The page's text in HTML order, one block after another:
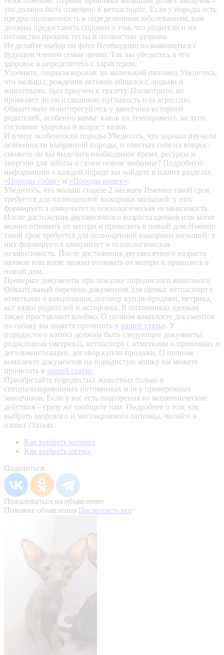
это должно быть отмечено в ветпаспорте. Если у породы есть
предрасположенность к определенным заболеваниям, вам
должны предоставить справки о том, что родители и их
потомство прошли тесты и полностью здоровы.
Не делайте выбор по фото Необходимо познакомиться с
будущим членом семьи лично. Так вы убедитесь в его
здоровье и определитесь с характером.
Уточните, социализирован ли маленький питомец Убедитесь,
что малыш с рождения активно общался с людьми и
животными, был приучен к туалету. Посмотрите, не
проявляет ли он излишнюю пугливость или агрессию.
Обязательно поинтересуйтесь у заводчика историей
родителей, особенно мамы: каков их темперамент, заслуги,
состояние здоровья и возраст вязки.
Изучите особенности породы Убедитесь, что хорошо изучили
особенности выбранной породы, и ответьте себе на вопрос:
сможете ли вы выделить необходимое время, ресурсы и
энергию для заботы о своем новом любимце? Подробную
информацию о каждой породе вы найдете в наших разделах
«Породы собак» и «Породы кошек».
Убедитесь, что малыш старше 2 месяцев Именно такой срок
требуется для полноценной выкормки малышей: у них
формируется иммунитет и психологическая независимость.
После достижения двухмесячного возраста щенков или котят
можно отнимать от матери и привозить в новый дом.Именно
такой срок требуется для полноценной выкормки малышей: у
них формируется иммунитет и психологическая
независимость. После достижения двухмесячного возраста
щенков или котят можно отнимать от матери и привозить в
новый дом.
Проверьте документы при покупке породистого животного
Обязательный перечень документов для щенка: ветпаспорт с
отметками о вакцинации, договор купли-продажи, метрика,
акт вязки родителей и актировка. В питомниках щенкам
также проставляют клеймо. О полном комплекте документов
на собаку вы можете прочитать в нашей статье. У
породистого котика должны быть следующие документы:
родословная (метрика), ветпаспорт с отметками о прививках и
дегельминтизации, договор купли-продажи. О полном
комплекте документов на породистую кошку вы можете
прочитать в нашей статье.
Приобретайте породистых животных только в
специализированных питомниках или у проверенных
заводчиков. Если у вас есть подозрения на мошеннические
действия – сразу же сообщите нам. Подробнее о том, как
выбрать здорового и чистокровного питомца, читайте в
наших статьях:
Как выбрать котенка
Как выбрать щенка
Поделиться:
Пожаловаться на объявление
Похожие объявления Посмотреть все